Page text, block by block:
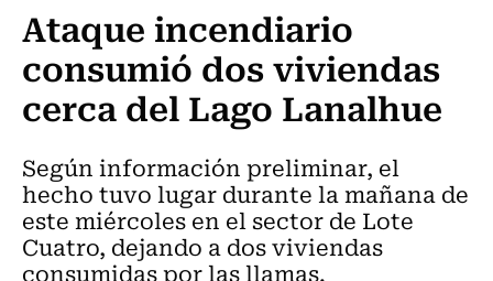
Ataque incendiario
consumió dos viviendas
cerca del Lago Lanalhue
Según información preliminar, el
hecho tuvo lugar durante la mañana de
este miércoles en el sector de Lote
Cuatro, dejando a dos viviendas
consumidas por las llamas.